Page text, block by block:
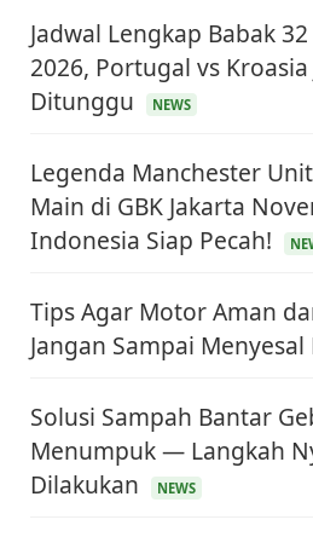
Jadwal Lengkap Babak
2026, Portugal vs
Ditunggu
NEWS
Legenda Manchester
Main di GBK Jakarta
Indonesia Siap Pecah!
Tips Agar Motor Aman
Jangan Sampai
Solusi Sampah Bantar
Menumpuk — Langkah
Dilakukan
NEWS
Harga Minyak Dunia Hari